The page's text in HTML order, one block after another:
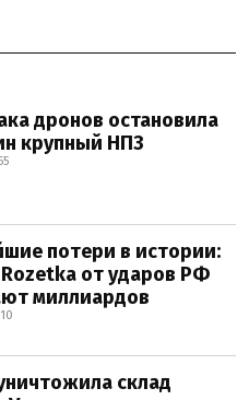
дронов остановила
крупный НПЗ
потери в истории:
от ударов РФ
миллиардов
склад